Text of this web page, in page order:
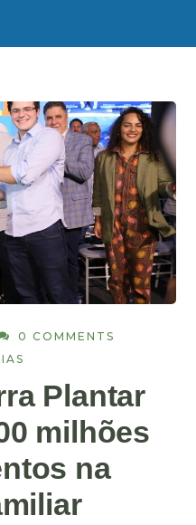
0 COMMENTS
Plantar
milhões
na